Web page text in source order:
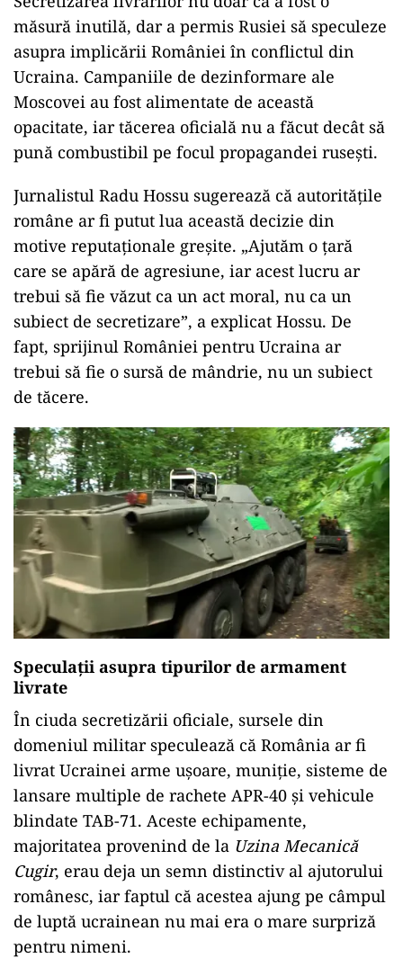
măsură inutilă, dar a permis Rusiei să speculeze
asupra implicării României în conflictul din
Ucraina. Campaniile de dezinformare ale
Moscovei au fost alimentate de această
opacitate, iar tăcerea oficială nu a făcut decât să
pună combustibil pe focul propagandei rusești.
Jurnalistul Radu Hossu sugerează că autoritățile
române ar fi putut lua această decizie din
motive reputaționale greșite. „Ajutăm o țară
care se apără de agresiune, iar acest lucru ar
trebui să fie văzut ca un act moral, nu ca un
subiect de secretizare”, a explicat Hossu. De
fapt, sprijinul României pentru Ucraina ar
trebui să fie o sursă de mândrie, nu un subiect
de tăcere.
Speculații asupra tipurilor de armament
livrate
În ciuda secretizării oficiale, sursele din
domeniul militar speculează că România ar fi
livrat Ucrainei arme ușoare, muniție, sisteme de
lansare multiple de rachete APR-40 și vehicule
blindate TAB-71. Aceste echipamente,
majoritatea provenind de la Uzina Mecanică
Cugir, erau deja un semn distinctiv al ajutorului
românesc, iar faptul că acestea ajung pe câmpul
de luptă ucrainean nu mai era o mare surpriză
pentru nimeni.